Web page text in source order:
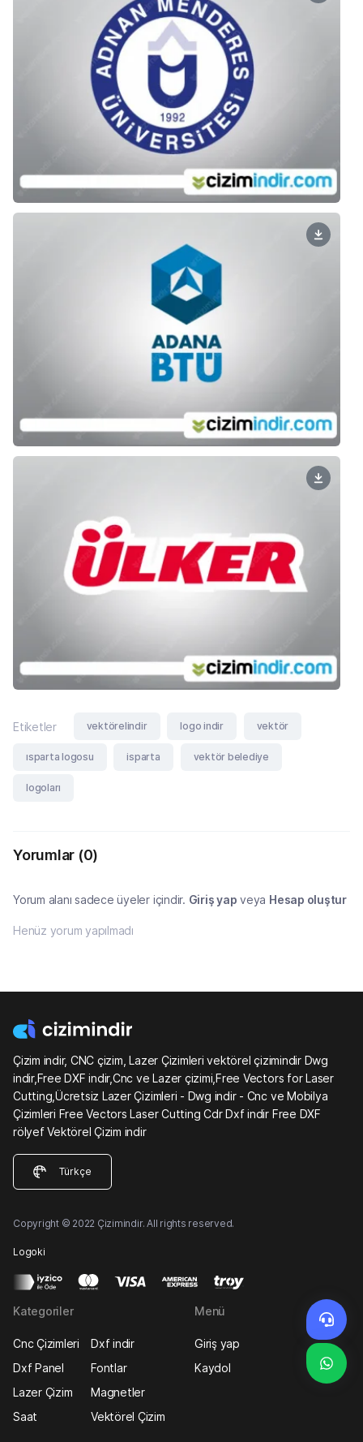
Etiketler vektörelindir logo indir vektör
ısparta logosu isparta vektör belediye
logoları
Yorumlar (0)
Yorum alanı sadece üyeler içindir. Giriş yap veya Hesap oluştur
Henüz yorum yapılmadı
Çizim indir, CNC çizim, Lazer Çizimleri vektörel çizimindir Dwg
indir,Free DXF indir,Cnc ve Lazer çizimi,Free Vectors for Laser
Cutting,Ücretsiz Lazer Çizimleri - Dwg indir - Cnc ve Mobilya
Çizimleri Free Vectors Laser Cutting Cdr Dxf indir Free DXF
rölyef Vektörel Çizim indir
Türkçe
Copyright © 2022 Çizimindir. All rights reserved.
Logoki
Kategoriler
Cnc Çizimleri
Dxf indir
Dxf Panel
Fontlar
Lazer Çizim
Magnetler
Saat
Vektörel Çizim
Menü
Giriş yap
Kaydol